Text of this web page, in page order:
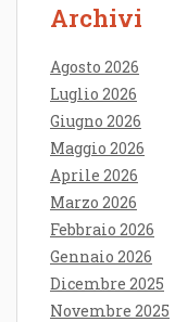
Archivi
Agosto 2026
Luglio 2026
Giugno 2026
Maggio 2026
Aprile 2026
Marzo 2026
Febbraio 2026
Gennaio 2026
Dicembre 2025
Novembre 2025